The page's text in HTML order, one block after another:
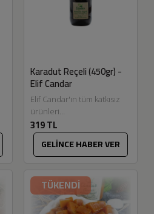
Karadut Reçeli (450gr) -
Elif Candar
Elif Candar'ın tüm katkısız
ürünleri
Eskitadında.com'da. Reçel
yapmak bizim en keyif
aldığımız üretimlerden.
Meyvelerin seçiminden
tekniklerine...
319 TL
GELİNCE HABER VER
TÜKENDİ